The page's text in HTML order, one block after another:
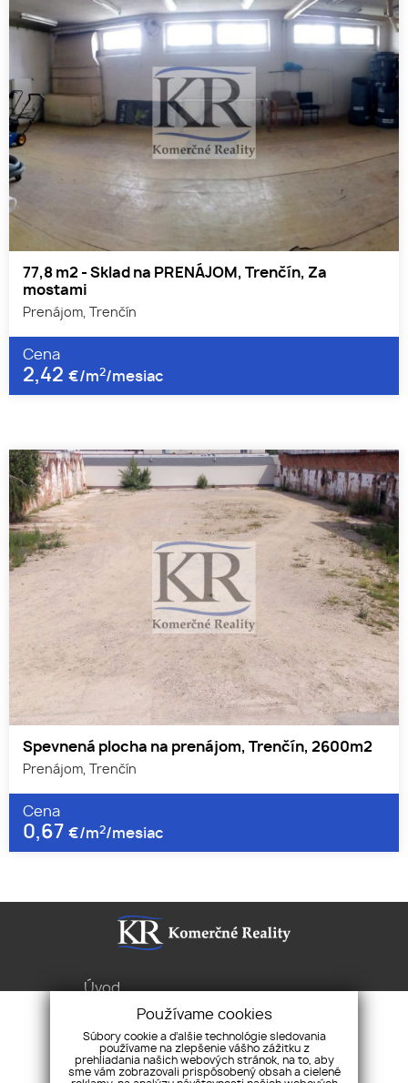
77,8 m2 - Sklad na PRENÁJOM, Trenčín, Za
mostami
Prenájom, Trenčín
Cena
2,42 €/m2/mesiac
Spevnená plocha na prenájom, Trenčín, 2600m2
Prenájom, Trenčín
Cena
0,67 €/m2/mesiac
Úvod
Byty Domy Pozemky
Pravidlá cookies
Ochrana osobných
Používame cookies
Súbory cookie a ďalšie technológie sledovania
používame na zlepšenie vášho zážitku z
prehliadania našich webových stránok, na to, aby
sme vám zobrazovali prispôsobený obsah a cielené